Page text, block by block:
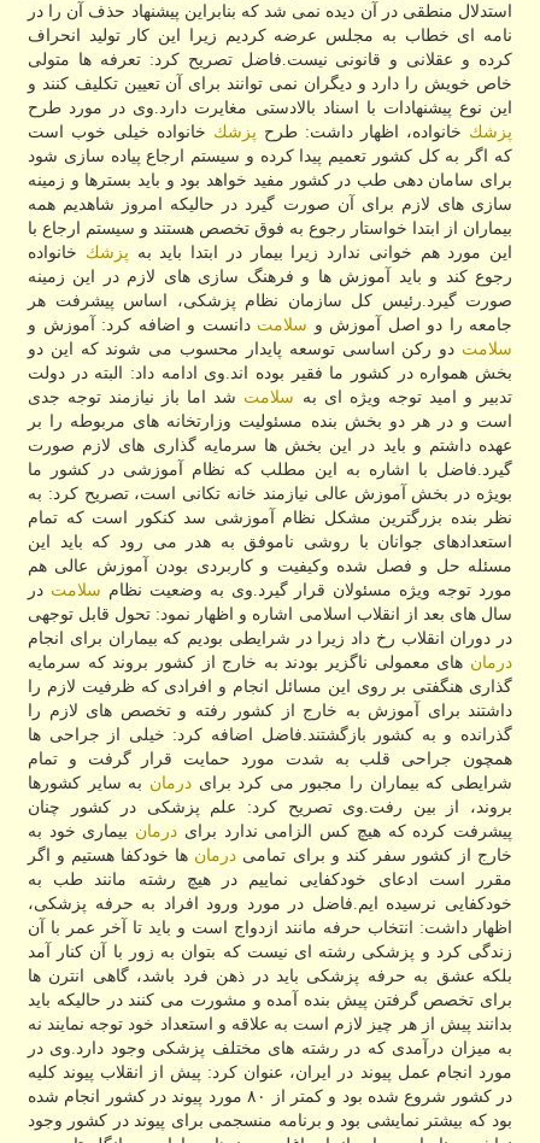
استدلال منطقی در آن دیده نمی شد كه بنابراین پیشنهاد حذف آن را در
نامه ای خطاب به مجلس عرضه كردیم زیرا این كار تولید انحراف
كرده و عقلانی و قانونی نیست.فاضل تصریح كرد: تعرفه ها متولی
خاص خویش را دارد و دیگران نمی توانند برای آن تعیین تكلیف كنند و
این نوع پیشنهادات با اسناد بالادستی مغایرت دارد.وی در مورد طرح
پزشك خانواده، اظهار داشت: طرح پزشك خانواده خیلی خوب است
كه اگر به كل كشور تعمیم پیدا كرده و سیستم ارجاع پیاده سازی شود
برای سامان دهی طب در كشور مفید خواهد بود و باید بسترها و زمینه
سازی های لازم برای آن صورت گیرد در حالیكه امروز شاهدیم همه
بیماران از ابتدا خواستار رجوع به فوق تخصص هستند و سیستم ارجاع با
این مورد هم خوانی ندارد زیرا بیمار در ابتدا باید به پزشك خانواده
رجوع كند و باید آموزش ها و فرهنگ سازی های لازم در این زمینه
صورت گیرد.رئیس كل سازمان نظام پزشكی، اساس پیشرفت هر
جامعه را دو اصل آموزش و سلامت دانست و اضافه كرد: آموزش و
سلامت دو ركن اساسی توسعه پایدار محسوب می شوند كه این دو
بخش همواره در كشور ما فقیر بوده اند.وی ادامه داد: البته در دولت
تدبیر و امید توجه ویژه ای به سلامت شد اما باز نیازمند توجه جدی
است و در هر دو بخش بنده مسئولیت وزارتخانه های مربوطه را بر
عهده داشتم و باید در این بخش ها سرمایه گذاری های لازم صورت
گیرد.فاضل با اشاره به این مطلب كه نظام آموزشی در كشور ما
بویژه در بخش آموزش عالی نیازمند خانه تكانی است، تصریح كرد: به
نظر بنده بزرگترین مشكل نظام آموزشی سد كنكور است كه تمام
استعدادهای جوانان با روشی ناموفق به هدر می رود كه باید این
مسئله حل و فصل شده وكیفیت و كاربردی بودن آموزش عالی هم
مورد توجه ویژه مسئولان قرار گیرد.وی به وضعیت نظام سلامت در
سال های بعد از انقلاب اسلامی اشاره و اظهار نمود: تحول قابل توجهی
در دوران انقلاب رخ داد زیرا در شرایطی بودیم كه بیماران برای انجام
درمان های معمولی ناگزیر بودند به خارج از كشور بروند كه سرمایه
گذاری هنگفتی بر روی این مسائل انجام و افرادی كه ظرفیت لازم را
داشتند برای آموزش به خارج از كشور رفته و تخصص های لازم را
گذرانده و به كشور بازگشتند.فاضل اضافه كرد: خیلی از جراحی ها
همچون جراحی قلب به شدت مورد حمایت قرار گرفت و تمام
شرایطی كه بیماران را مجبور می كرد برایدرمان به سایر كشورها
بروند، از بین رفت.وی تصریح كرد: علم پزشكی در كشور چنان
پیشرفت كرده كه هیچ كس الزامی ندارد برای درمان بیماری خود به
خارج از كشور سفر كند و برای تمامی درمان ها خودكفا هستیم و اگر
مقرر است ادعای خودكفایی نماییم در هیچ رشته مانند طب به
خودكفایی نرسیده ایم.فاضل در مورد ورود افراد به حرفه پزشكی،
اظهار داشت: انتخاب حرفه مانند ازدواج است و باید تا آخر عمر با آن
زندگی كرد و پزشكی رشته ای نیست كه بتوان به زور با آن كنار آمد
بلكه عشق به حرفه پزشكی باید در ذهن فرد باشد، گاهی انترن ها
برای تخصص گرفتن پیش بنده آمده و مشورت می كنند در حالیكه باید
بدانند پیش از هر چیز لازم است به علاقه و استعداد خود توجه نمایند نه
به میزان درآمدی كه در رشته های مختلف پزشكی وجود دارد.وی در
مورد انجام عمل پیوند در ایران، عنوان كرد: پیش از انقلاب پیوند كلیه
در كشور شروع شده بود و كمتر از ۸۰ مورد پیوند در كشور انجام شده
بود كه بیشتر نمایشی بود و برنامه منسجمی برای پیوند در كشور وجود